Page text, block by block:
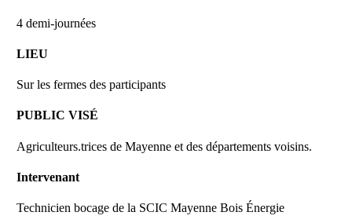
4 demi-journées
LIEU
Sur les fermes des participants
PUBLIC VISÉ
Agriculteurs.trices de Mayenne et des départements voisins.
Intervenant
Technicien bocage de la SCIC Mayenne Bois Énergie